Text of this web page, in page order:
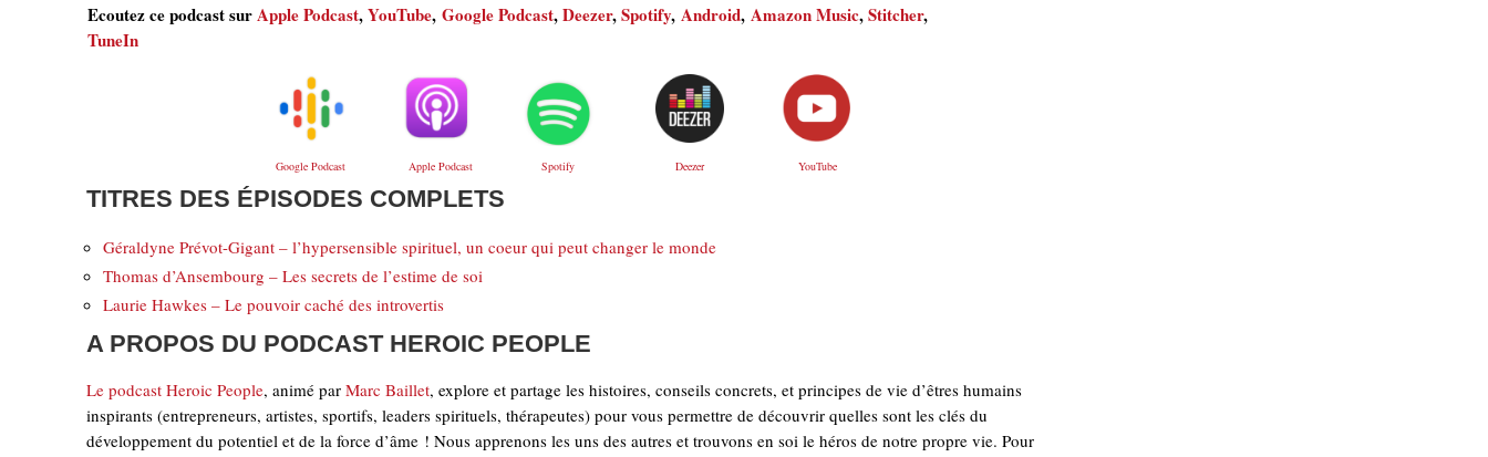
Ecoutez ce podcast surApple Podcast,YouTube, Google Podcast,Deezer,Spotify, Android, Amazon Music,Stitcher,
TuneIn
Google Podcast Apple Podcast Spotify Deezer YouTube
TITRES DES ÉPISODES COMPLETS
Géraldyne Prévot-Gigant – l’hypersensible spirituel, un coeur qui peut changer le monde
Thomas d’Ansembourg – Les secrets de l’estime de soi
Laurie Hawkes – Le pouvoir caché des introvertis
A PROPOS DU PODCAST HEROIC PEOPLE
Le podcast Heroic People, animé par Marc Baillet, explore et partage les histoires, conseils concrets, et principes de vie d’êtres humains
inspirants (entrepreneurs, artistes, sportifs, leaders spirituels, thérapeutes) pour vous permettre de découvrir quelles sont les clés du
développement du potentiel et de la force d’âme ! Nous apprenons les uns des autres et trouvons en soi le héros de notre propre vie. Pour